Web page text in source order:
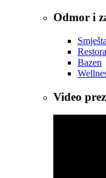
Odmor i
Bazen
Video